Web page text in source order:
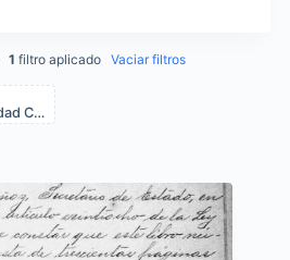
1 filtro aplicado Vaciar filtros
Constitución de Sociedad Civil